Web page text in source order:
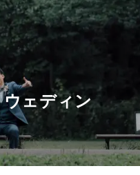
ェディン